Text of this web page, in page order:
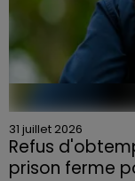
31 juillet 2026
Refus
prison ferme